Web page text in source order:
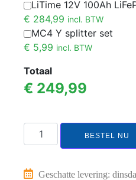
LiTime 12V 100Ah
€ 284,99 incl. BTW
MC4 Y splitter set
€ 5,99 incl. BTW
Totaal
€ 249,99
BESTEL NU
Geschatte levering: